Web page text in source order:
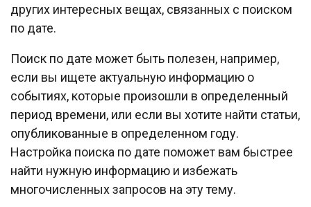
других интересных вещах, связанных с поиском
по дате.
Поиск по дате может быть полезен, например,
если вы ищете актуальную информацию о
событиях, которые произошли в определенный
период времени, или если вы хотите найти статьи,
опубликованные в определенном году.
Настройка поиска по дате поможет вам быстрее
найти нужную информацию и избежать
многочисленных запросов на эту тему.